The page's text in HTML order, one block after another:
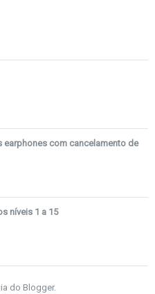
earphones com cancelamento de
níveis 1 a 15
do Blogger.